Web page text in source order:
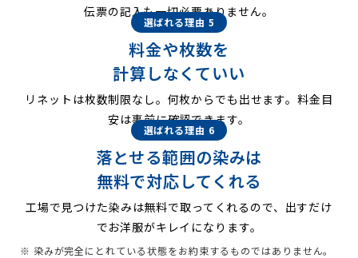
伝票の記入も一切必要ありません。
選ばれる理由 5
料金や枚数を
計算しなくていい
リネットは枚数制限なし。何枚からでも出せます。料金目
安は事前に確認できます。
選ばれる理由 6
落とせる範囲の染みは
無料で対応してくれる
工場で見つけた染みは無料で取ってくれるので、出すだけ
でお洋服がキレイになります。
※ 染みが完全にとれている状態をお約束するものではありません。